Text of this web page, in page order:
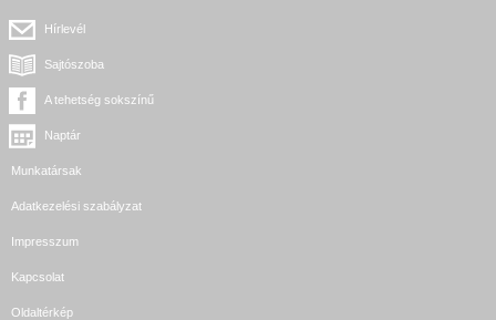
Hírlevél
Sajtószoba
A tehetség sokszínű
Naptár
Munkatársak
Adatkezelési szabályzat
Impresszum
Kapcsolat
Oldaltérkép